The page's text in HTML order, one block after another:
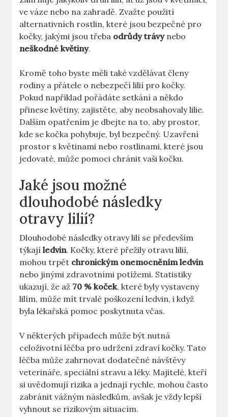
ve váze nebo na zahradě. Zvažte použití
alternativních rostlin, které jsou bezpečné pro
kočky, jakými jsou třeba odrůdy trávynebo
neškodné květiny.
Kromě toho byste měli také vzdělávat členy
rodiny a přátele o nebezpečí lilií pro kočky.
Pokud například pořádáte setkání a někdo
přinese květiny, zajistěte, aby neobsahovaly lilie.
Dalším opatřením je dbejte na to, aby prostor,
kde se kočka pohybuje, byl bezpečný. Uzavření
prostor s květinami nebo rostlinami, které jsou
jedovaté, může pomoci chránit vaši kočku.
Jaké jsou možné
dlouhodobé následky
otravy lilií?
Dlouhodobé následky otravy lilí se především
týkajíledvin. Kočky, které přežily otravu lilií,
mohou trpět chronickým onemocněním ledvin
nebo jinými zdravotními potížemi. Statistiky
ukazují, že až 70 % koček, které byly vystaveny
lilím, může mít trvalé poškození ledvin, i když
byla lékařská pomoc poskytnuta včas.
V některých případech může být nutná
celoživotní léčba pro udržení zdraví kočky. Tato
léčba může zahrnovat dodatečné návštěvy
veterináře, speciální stravu a léky. Majitelé, kteří
si uvědomují rizika a jednají rychle, mohou často
zabránit vážným následkům, avšak je vždy lepší
vyhnout se rizikovým situacím.